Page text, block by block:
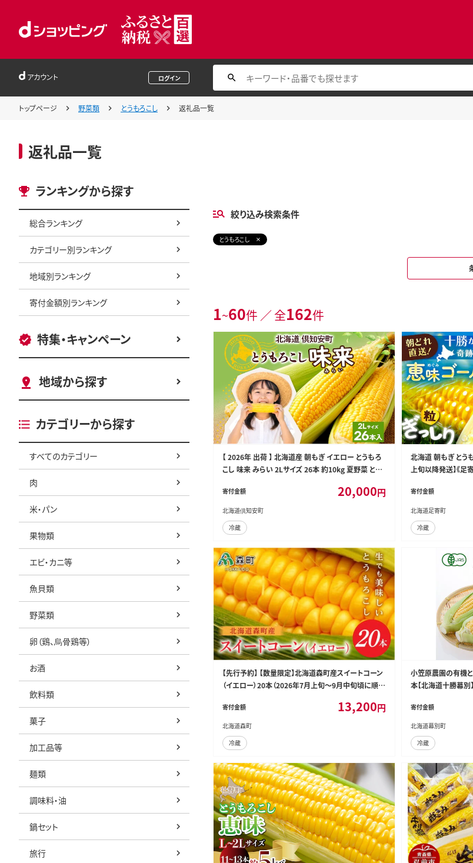
アカウント ログイン
トップページ 野菜類 とうもろこし 返礼品一覧
返礼品一覧
ランキングから探す
総合ランキング
カテゴリー別ランキング
地域別ランキング
寄付金額別ランキング
特集・キャンペーン
地域から探す
カテゴリーから探す
すべてのカテゴリー
肉
米・パン
果物類
エビ・カニ等
魚貝類
野菜類
卵（鶏、烏骨鶏等）
お酒
飲料類
菓子
加工品等
麺類
調味料・油
鍋セット
旅行
絞り込み検索条件
とうもろこし
1~60件 ／ 全162件
【 2026年 出荷 】 北海道産 朝もぎ イエロー とうもろ
こし 味来 みらい 2Lサイズ 26本 約10kg 夏野菜 とう
ーン 産直 グリーンアースファーム
寄付金額 20,000円
北海道倶知安町
冷蔵
北海道 朝もぎ とう
上旬以降発送】《足
北海道土産 ゴール
ろ 北海道 [BEAA004]
寄付金額
北海道足寄町
冷蔵
【先行予約】 【数量限定】北海道森町産スイートコーン
（イエロー）20本（2026年7月上旬～9月中旬頃に順次
野菜 やさい 北海道 たっぷり 甘い 期間限定 ふるさと
納税 森町 mr1-0146
寄付金額 13,200円
北海道森町
冷蔵
小笠原農園の有機と
本【北海道十勝幕別
野菜 夏 北海道 幕別
寄付金額
北海道幕別町
冷蔵